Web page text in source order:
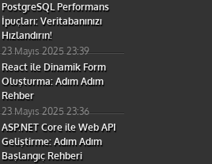
PostgreSQL Performans
İpuçları: Veritabanınızı
Hızlandırın!
23 Mayıs 2025 23:39
React ile Dinamik Form
Oluşturma: Adım Adım
Rehber
23 Mayıs 2025 23:36
ASP.NET Core ile Web API
Geliştirme: Adım Adım
Başlangıç Rehberi